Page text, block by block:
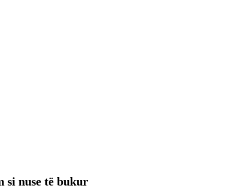
si nuse të bukur